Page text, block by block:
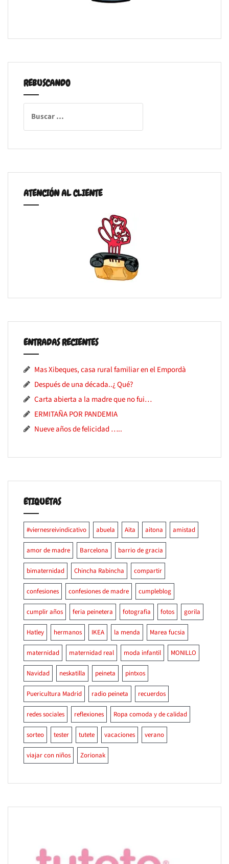
REBUSCANDO
ATENCIÓN AL CLIENTE
ENTRADAS RECIENTES
Mas Xibeques, casa rural familiar en el Empordà
Después de una década..¿ Qué?
Carta abierta a la madre que no fui…
ERMITAÑA POR PANDEMIA
Nueve años de felicidad …..
ETIQUETAS
#viernesreivindicativo abuela Aita aitona amistad
amor de madre Barcelona barrio de gracia
bimaternidad Chincha Rabincha compartir
confesiones confesiones de madre cumpleblog
cumplir años feria peinetera fotografia fotos gorila
Hatley hermanos IKEA la menda Marea fucsia
maternidad maternidad real moda infantil MONILLO
Navidad neskatilla peineta pintxos
Puericultura Madrid radio peineta recuerdos
redes sociales reflexiones Ropa comoda y de calidad
sorteo tester tutete vacaciones verano
viajar con niños Zorionak